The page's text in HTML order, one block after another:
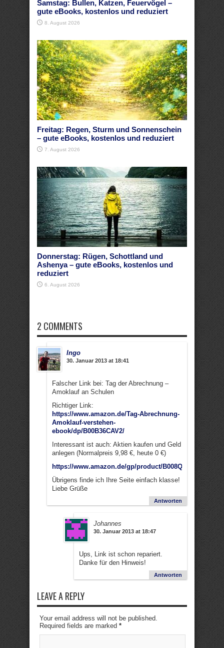
Samstag: Bullen, Katzen, Feuervögel –
gute eBooks, kostenlos und reduziert
8. August 2026
Freitag: Regen, Sturm und Sonnenschein
– gute eBooks, kostenlos und reduziert
7. August 2026
Donnerstag: Rügen, Schottland und
Ashenya – gute eBooks, kostenlos und
reduziert
6. August 2026
2 COMMENTS
Ingo
30. Januar 2013 at 18:41
Falscher Link bei: Tag der Abrechnung –
Amoklauf an Schulen
Richtiger Link:
https://www.amazon.de/Tag-Abrechnung-
Amoklauf-verstehen-
ebook/dp/B00B36CAV2/
Interessant ist auch: Aktien kaufen und Geld
anlegen (Normalpreis 9,98 €, heute 0 €)
https://www.amazon.de/gp/product/B008QC262O/
Übrigens finde ich Ihre Seite einfach klasse!
Liebe Grüße
Antworten
Johannes
30. Januar 2013 at 18:47
Ups, Link ist schon repariert.
Danke für den Hinweis!
Antworten
LEAVE A REPLY
Your email address will not be published.
Required fields are marked *